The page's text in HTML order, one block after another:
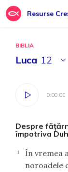
Resurse
BIBLIA
Luca 12
0:00:00
0:00:00
Despre
împotriva
1 În vremea
noroadele